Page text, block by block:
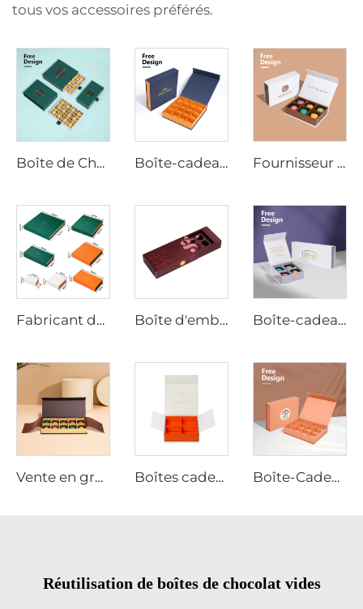
tous vos accessoires préférés.
Boîte de Chocolat, emballage de Barres de Chocolat de Luxe, boîtes de Chocolat vides avec Diviseurs pour Cadeau de Noël Boîte-cadeau en chocolat avec fermeture magnétique, emballage de luxe personnalisé pour les chocolats, kraft/papier avec impression de logo en hot foil Fournisseur de boîtes à chocolat de luxe à aimant - Conception recyclable et personnalisée pour le détail, les cadeaux d'entreprise et l'image de marque
Fabricant de Boîtes à Chocolat, Boîte-Cadeau d'Emballage de Chocolat en Plusieurs Tailles avec Fermeture Magnétique en Carton pour Emballage Alimentaire Boîte d'emballage de chocolat personnalisée avec fentes, papier enduit, partitions ajustables, conception amortissante, commande en vrac Boîte-cadeau de chocolat de luxe personnalisée pour célébration et Saint-Valentin avec séparateurs et papier cadeau
Vente en gros de boîtes d'emballage de chocolat avec fermeture magnétique et logo personnalisé avec gaine Boîtes cadeaux premium en gros pour emballage de chocolat et de thé avec séparateurs personnalisés Boîte-Cadeau Vide en Papier Luxe pour Fraise, Bonbon Sucré, Chocolat Noël, Papier pour Chocolat, Calendrier de l'Avent Sur Mesure
Réutilisation de boîtes de chocolat vides